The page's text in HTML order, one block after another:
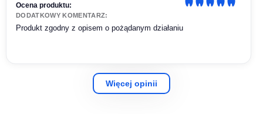
Ocena produktu:
DODATKOWY KOMENTARZ:
Produkt zgodny z opisem o pożądanym działaniu
Więcej opinii